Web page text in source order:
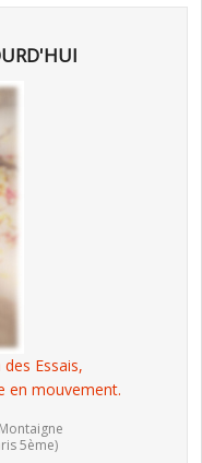
Essais,
en mouvement.
5ème)